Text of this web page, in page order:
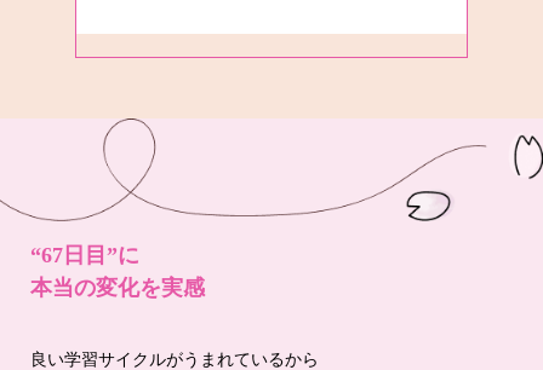
“67日目”に
本当の変化を実感
良い学習サイクルがうまれているから